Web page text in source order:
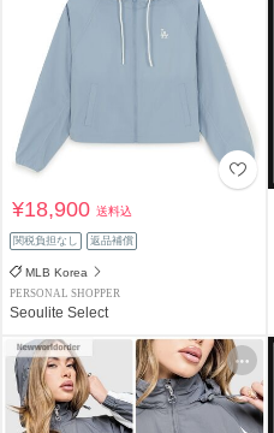
¥18,900送料込
関税負担なし 返品補償
MLB Korea
PERSONAL SHOPPER
Seoulite Select